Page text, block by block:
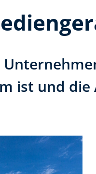
ist und